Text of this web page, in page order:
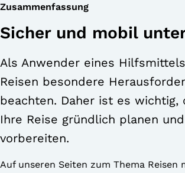
Zusammenfassung
Sicher und mobil
Als Anwender eines
Reisen besondere
beachten. Daher ist es wichtig,
Ihre Reise gründlich planen und
vorbereiten.
Auf unseren Seiten zum Thema Reisen